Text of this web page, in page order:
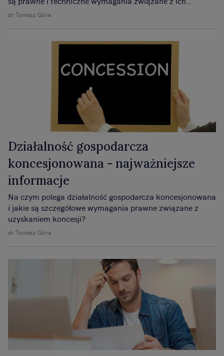
dr Tomasz Góra
eksploatacją oraz jakie ryzyka wiążą się z ich
Działalność gospodarcza
koncesjonowana - najważniejsze
informacje
dr Tomasz Góra
Na czym polega działalność gospodarcza koncesjonowana
i jakie są szczegółowe wymagania prawne związane z
uzyskaniem koncesji?